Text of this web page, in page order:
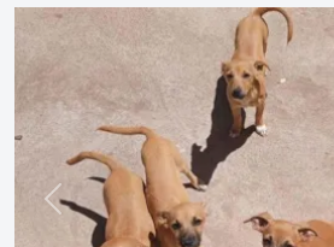
Previous